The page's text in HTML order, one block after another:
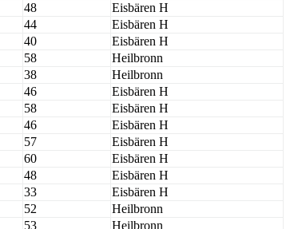
48
Eisbären H
44
Eisbären H
40
Eisbären H
58
Heilbronn
38
Heilbronn
46
Eisbären H
58
Eisbären H
46
Eisbären H
57
Eisbären H
60
Eisbären H
48
Eisbären H
33
Eisbären H
52
Heilbronn
53 Heilbronn